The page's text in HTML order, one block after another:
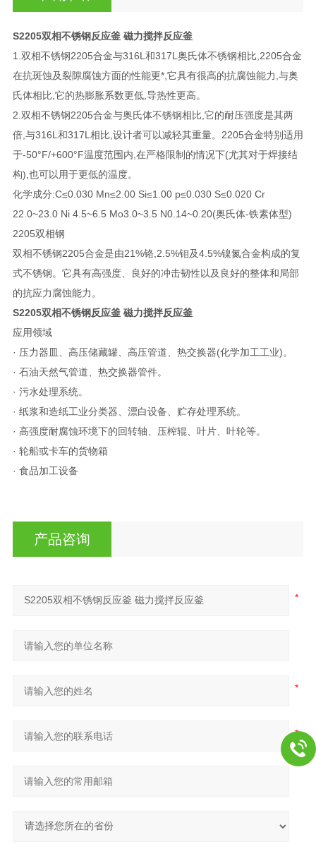
S2205双相不锈钢反应釜 磁力搅拌反应釜
1.双相不锈钢2205合金与316L和317L奥氏体不锈钢相比,2205合金
在抗斑蚀及裂隙腐蚀方面的性能更*,它具有很高的抗腐蚀能力,与奥
氏体相比,它的热膨胀系数更低,导热性更高。
2.双相不锈钢2205合金与奥氏体不锈钢相比,它的耐压强度是其两
倍,与316L和317L相比,设计者可以减轻其重量。2205合金特别适用
于-50°F/+600°F温度范围内,在严格限制的情况下(尤其对于焊接结
构),也可以用于更低的温度。
化学成分:C≤0.030 Mn≤2.00 Si≤1.00 p≤0.030 S≤0.020 Cr
22.0~23.0 Ni 4.5~6.5 Mo3.0~3.5 N0.14~0.20(奥氏体-铁素体型)
2205双相钢
双相不锈钢2205合金是由21%铬,2.5%钼及4.5%镍氮合金构成的复
式不锈钢。它具有高强度、良好的冲击韧性以及良好的整体和局部
的抗应力腐蚀能力。
S2205双相不锈钢反应釜 磁力搅拌反应釜
应用领域
· 压力器皿、高压储藏罐、高压管道、热交换器(化学加工工业)。
· 石油天然气管道、热交换器管件。
· 污水处理系统。
· 纸浆和造纸工业分类器、漂白设备、贮存处理系统。
· 高强度耐腐蚀环境下的回转轴、压榨辊、叶片、叶轮等。
· 轮船或卡车的货物箱
· 食品加工设备
产品咨询